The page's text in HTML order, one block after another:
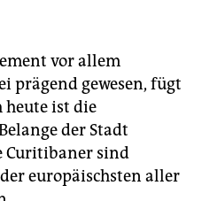
vor allem
prägend gewesen, fügt
heute ist die
der Stadt
Curitibaner sind
europäischsten aller